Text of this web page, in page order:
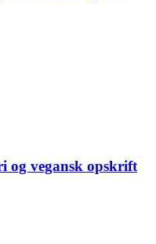
og vegansk opskrift